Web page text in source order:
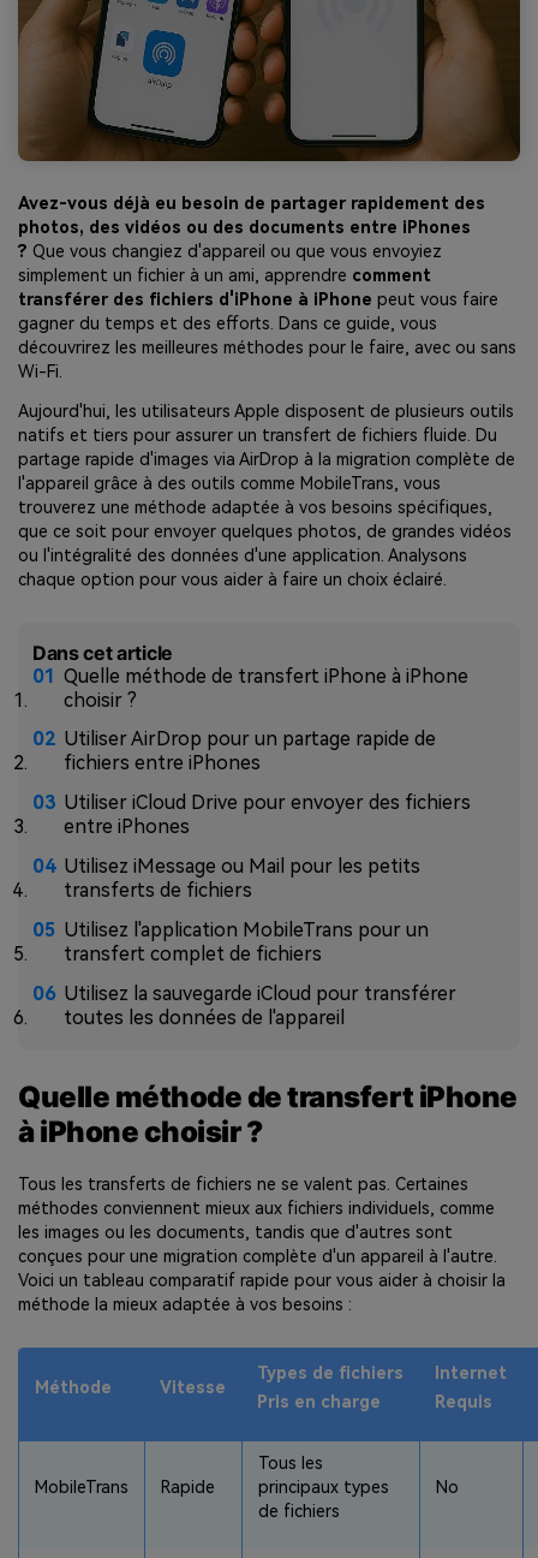
EXPLOREZ PLUS DE SUJETS
Plan Éducation
Avez-vous déjà eu besoin de partager rapidement des
photos, des vidéos ou des documents entre iPhones
? Que vous changiez d'appareil ou que vous envoyiez
simplement un fichier à un ami, apprendre comment
transférer des fichiers d'iPhone à iPhone peut vous faire
gagner du temps et des efforts. Dans ce guide, vous
découvrirez les meilleures méthodes pour le faire, avec ou sans
Wi-Fi.
Aujourd'hui, les utilisateurs Apple disposent de plusieurs outils
natifs et tiers pour assurer un transfert de fichiers fluide. Du
partage rapide d'images via AirDrop à la migration complète de
l'appareil grâce à des outils comme MobileTrans, vous
trouverez une méthode adaptée à vos besoins spécifiques,
que ce soit pour envoyer quelques photos, de grandes vidéos
ou l'intégralité des données d'une application. Analysons
chaque option pour vous aider à faire un choix éclairé.
Dans cet article
Quelle méthode de transfert iPhone à iPhone
choisir ?
Utiliser AirDrop pour un partage rapide de
fichiers entre iPhones
Utiliser iCloud Drive pour envoyer des fichiers
entre iPhones
Utilisez iMessage ou Mail pour les petits
transferts de fichiers
Utilisez l'application MobileTrans pour un
transfert complet de fichiers
Utilisez la sauvegarde iCloud pour transférer
toutes les données de l'appareil
Quelle méthode de transfert iPhone
à iPhone choisir ?
Tous les transferts de fichiers ne se valent pas. Certaines
méthodes conviennent mieux aux fichiers individuels, comme
les images ou les documents, tandis que d'autres sont
conçues pour une migration complète d'un appareil à l'autre.
Voici un tableau comparatif rapide pour vous aider à choisir la
méthode la mieux adaptée à vos besoins :
Méthode Vitesse
Types de fichiers
Pris en charge
Internet
Requis
MobileTrans Rapide
Tous les
principaux types
de fichiers
No